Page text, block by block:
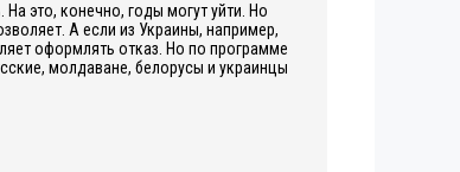
это, конечно, годы могут уйти. Но
А если из Украины, например,
оформлять отказ. Но по программе
молдаване, белорусы и украинцы